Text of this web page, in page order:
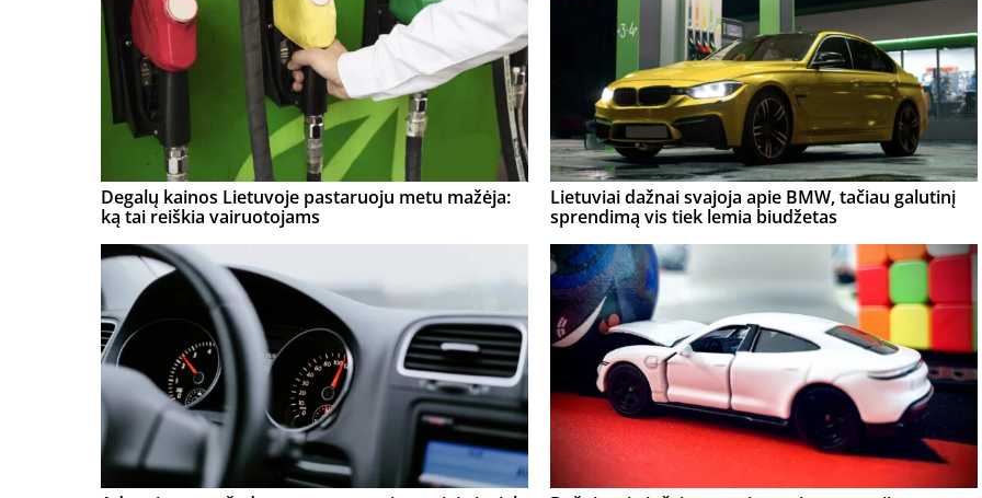
Degalų kainos Lietuvoje pastaruoju metu mažėja:
ką tai reiškia vairuotojams
Lietuviai dažnai svajoja apie BMW, tačiau galutinį
sprendimą vis tiek lemia biudžetas